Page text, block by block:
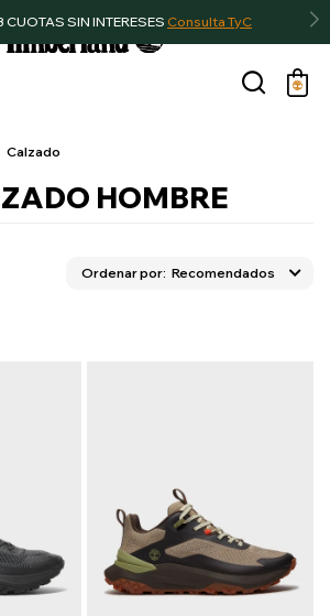
SIN INTERESES Consulta TyC
Calzado
HOMBRE
Recomendados